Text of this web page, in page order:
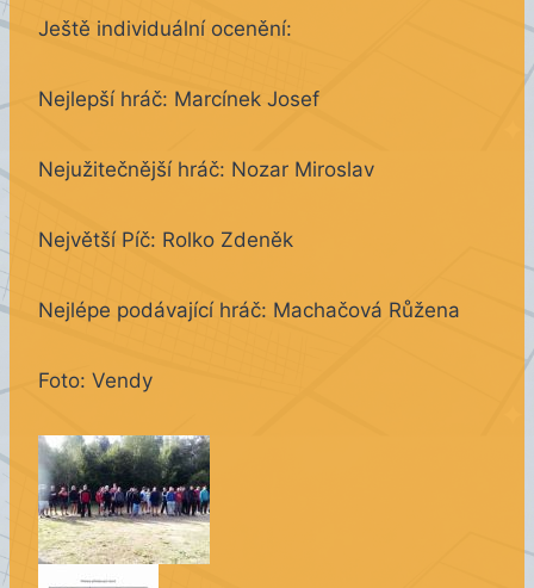
Ještě individuální ocenění:
Nejlepší hráč: Marcínek Josef
Nejužitečnější hráč: Nozar Miroslav
Největší Píč: Rolko Zdeněk
Nejlépe podávající hráč: Machačová Růžena
Foto: Vendy